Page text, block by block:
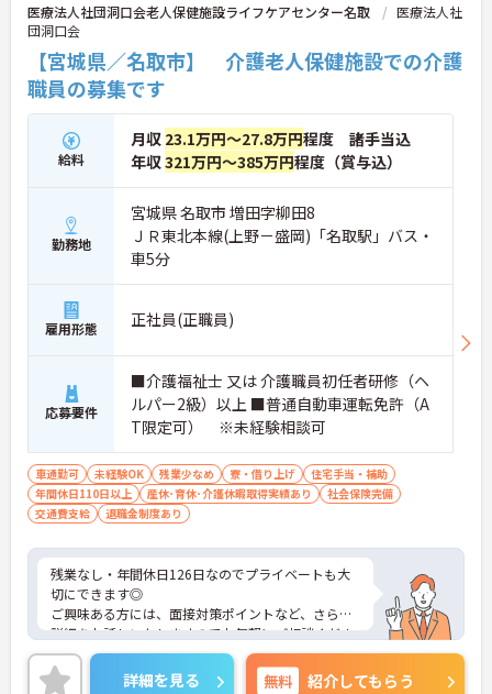
医療法人社団洞口会老人保健施設ライフケアセンター名取
医療法人社
団洞口会
【宮城県／名取市】 介護老人保健施設での介護
職員の募集です
給料
月収 23.1万円～27.8万円程度 諸手当込
年収321万円～385万円程度（賞与込）
勤務地
宮城県 名取市 増田字柳田8
ＪＲ東北本線(上野－盛岡)「名取駅」バス・
車5分
雇用形態 正社員(正職員)
応募要件
■介護福祉士 又は 介護職員初任者研修（ヘ
ルパー2級）以上 ■普通自動車運転免許（A
T限定可） ※未経験相談可
車通勤可 未経験OK 残業少なめ 寮・借り上げ
住宅手当・補助
年間休日110日以上
産休･育休･介護休暇取得実績あり
社会保険完備
交通費支給
退職金制度あり
残業なし・年間休日126日なのでプライベートも大
切にできます◎
ご興味ある方には、面接対策ポイントなど、さらに
詳細をお話しいたしますのでお気軽にご相談くださ
い！
詳細を見る 無料 紹介してもらう